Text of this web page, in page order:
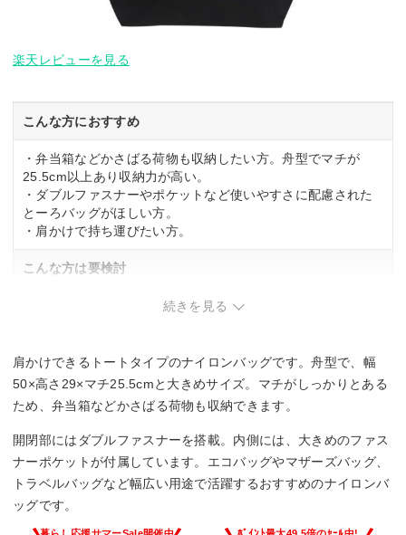
楽天レビューを見る
こんな方におすすめ
・弁当箱などかさばる荷物も収納したい方。舟型でマチが
25.5cm以上あり収納力が高い。
・ダブルファスナーやポケットなど使いやすさに配慮された
とーろバッグがほしい方。
・肩かけで持ち運びたい方。
こんな方は要検討
・コンパクトかつスリムなバッグを優先したい方。
続きを見る
肩かけできるトートタイプのナイロンバッグです。舟型で、幅
50×高さ29×マチ25.5cmと大きめサイズ。マチがしっかりとある
ため、弁当箱などかさばる荷物も収納できます。
開閉部にはダブルファスナーを搭載。内側には、大きめのファス
ナーポケットが付属しています。エコバッグやマザーズバッグ、
トラベルバッグなど幅広い用途で活躍するおすすめのナイロンバ
ッグです。